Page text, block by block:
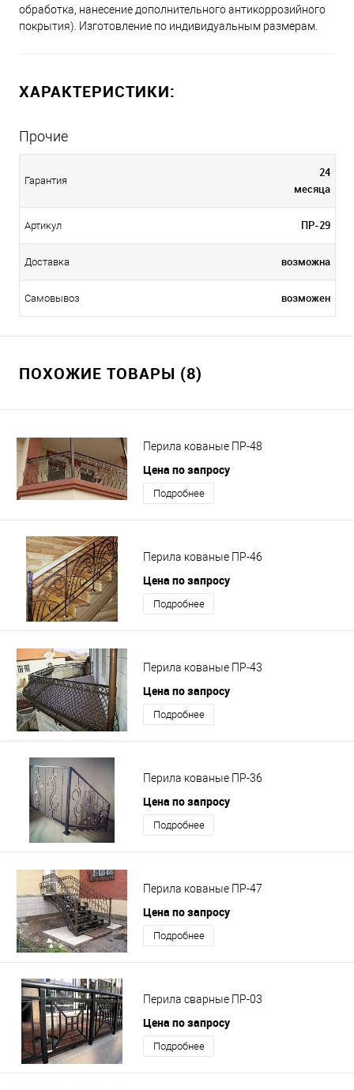
обработка, нанесение дополнительного антикоррозийного
покрытия). Изготовление по индивидуальным размерам.
ХАРАКТЕРИСТИКИ:
Прочие
Гарантия
24
месяца
Артикул ПР-29
Доставка возможна
Самовывоз возможен
ПОХОЖИЕ ТОВАРЫ (8)
Перила кованые ПР-48
Цена по запросу
Подробнее
Перила кованые ПР-46
Цена по запросу
Подробнее
Перила кованые ПР-43
Цена по запросу
Подробнее
Перила кованые ПР-36
Цена по запросу
Подробнее
Перила кованые ПР-47
Цена по запросу
Подробнее
Перила сварные ПР-03
Цена по запросу
Подробнее